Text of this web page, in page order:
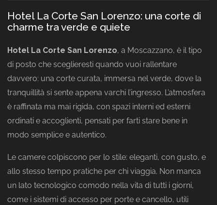
Hotel La Corte San Lorenzo: una corte di
charme tra verde e quiete
Hotel La Corte San Lorenzo, a Moscazzano, è il tipo
di posto che sceglieresti quando vuoi rallentare
davvero: una corte curata, immersa nel verde, dove la
tranquillità si sente appena varchi l’ingresso. L’atmosfera
è raffinata ma mai rigida, con spazi interni ed esterni
ordinati e accoglienti, pensati per farti stare bene in
modo semplice e autentico.
Le camere colpiscono per lo stile: eleganti, con gusto, e
allo stesso tempo pratiche per chi viaggia. Non manca
un lato tecnologico comodo nella vita di tutti i giorni,
come i sistemi di accesso per porte e cancello, utili